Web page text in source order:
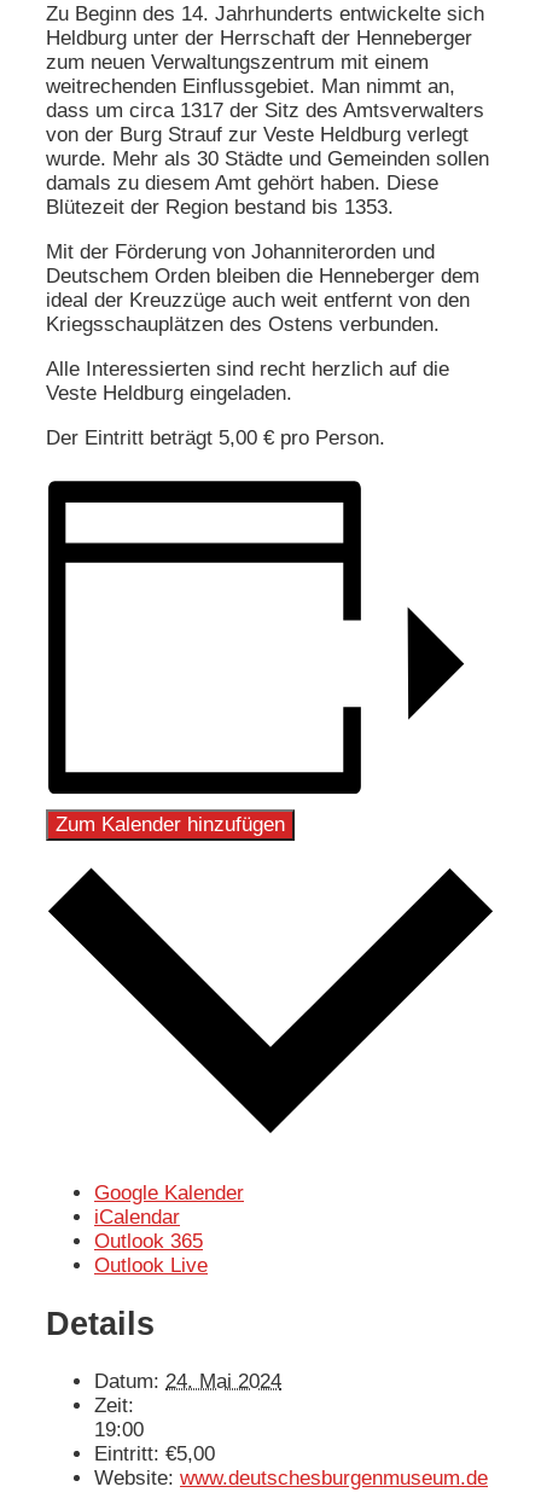
Zu Beginn des 14. Jahrhunderts entwickelte sich
Heldburg unter der Herrschaft der Henneberger
zum neuen Verwaltungszentrum mit einem
weitrechenden Einflussgebiet. Man nimmt an,
dass um circa 1317 der Sitz des Amtsverwalters
von der Burg Strauf zur Veste Heldburg verlegt
wurde. Mehr als 30 Städte und Gemeinden sollen
damals zu diesem Amt gehört haben. Diese
Blütezeit der Region bestand bis 1353.
Mit der Förderung von Johanniterorden und
Deutschem Orden bleiben die Henneberger dem
ideal der Kreuzzüge auch weit entfernt von den
Kriegsschauplätzen des Ostens verbunden.
Alle Interessierten sind recht herzlich auf die
Veste Heldburg eingeladen.
Der Eintritt beträgt 5,00 € pro Person.
Zum Kalender hinzufügen
Google Kalender
iCalendar
Outlook 365
Outlook Live
Details
Datum: 24. Mai 2024
Zeit:
19:00
Eintritt: €5,00
Website: www.deutschesburgenmuseum.de